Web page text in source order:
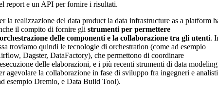
report e un API per fornire i risultati.
la realizzazione del data product la data infrastructure as a platform
il compito di fornire glistrumenti per permettere
delle componenti e la collaborazione tra gli utenti.
troviamo quindi le tecnologie di orchestration (come ad esempio
Dagster, DataFactory), che permettono di coordinare
delle elaborazioni, e i più recenti strumenti di data
agevolare la collaborazione in fase di sviluppo fra ingegneri e analisti
esempio Dremio, e Data Build Tool).